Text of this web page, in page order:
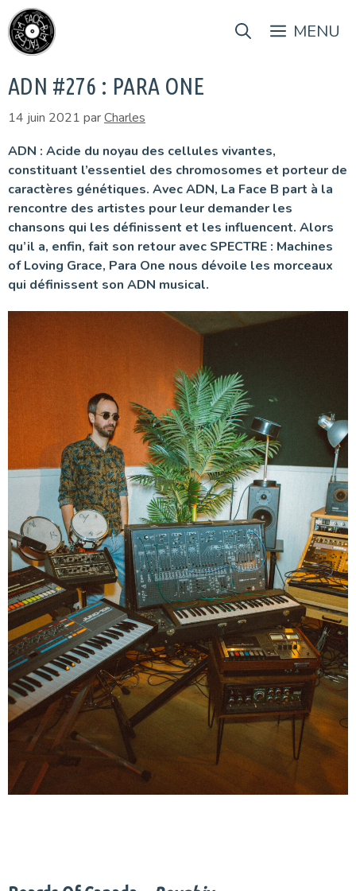
Aller
au
contenu
MENU
ADN #276 : PARA ONE
14 juin 2021 parCharles
ADN : Acide du noyau des cellules vivantes,
constituant l’essentiel des chromosomes et porteur de
caractères génétiques. Avec ADN, La Face B part à la
rencontre des artistes pour leur demander les
chansons qui les définissent et les influencent. Alors
qu’il a, enfin, fait son retour avec SPECTRE : Machines
of Loving Grace, Para One nous dévoile les morceaux
qui définissent son ADN musical.